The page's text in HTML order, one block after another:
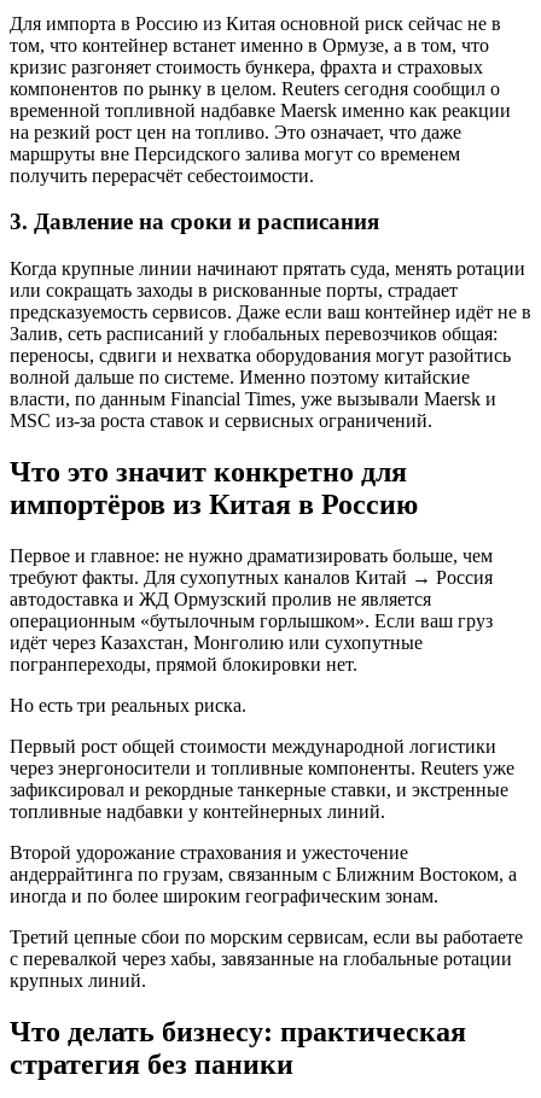
Для импорта в Россию из Китая основной риск сейчас не в
том, что контейнер встанет именно в Ормузе, а в том, что
кризис разгоняет стоимость бункера, фрахта и страховых
компонентов по рынку в целом. Reuters сегодня сообщил о
временной топливной надбавке Maersk именно как реакции
на резкий рост цен на топливо. Это означает, что даже
маршруты вне Персидского залива могут со временем
получить перерасчёт себестоимости.
3. Давление на сроки и расписания
Когда крупные линии начинают прятать суда, менять ротации
или сокращать заходы в рискованные порты, страдает
предсказуемость сервисов. Даже если ваш контейнер идёт не в
Залив, сеть расписаний у глобальных перевозчиков общая:
переносы, сдвиги и нехватка оборудования могут разойтись
волной дальше по системе. Именно поэтому китайские
власти, по данным Financial Times, уже вызывали Maersk и
MSC из-за роста ставок и сервисных ограничений.
Что это значит конкретно для
импортёров из Китая в Россию
Первое и главное: не нужно драматизировать больше, чем
требуют факты. Для сухопутных каналов Китай → Россия
автодоставка и ЖД Ормузский пролив не является
операционным «бутылочным горлышком». Если ваш груз
идёт через Казахстан, Монголию или сухопутные
погранпереходы, прямой блокировки нет.
Но есть три реальных риска.
Первый рост общей стоимости международной логистики
через энергоносители и топливные компоненты. Reuters уже
зафиксировал и рекордные танкерные ставки, и экстренные
топливные надбавки у контейнерных линий.
Второй удорожание страхования и ужесточение
андеррайтинга по грузам, связанным с Ближним Востоком, а
иногда и по более широким географическим зонам.
Третий цепные сбои по морским сервисам, если вы работаете
с перевалкой через хабы, завязанные на глобальные ротации
крупных линий.
Что делать бизнесу: практическая
стратегия без паники